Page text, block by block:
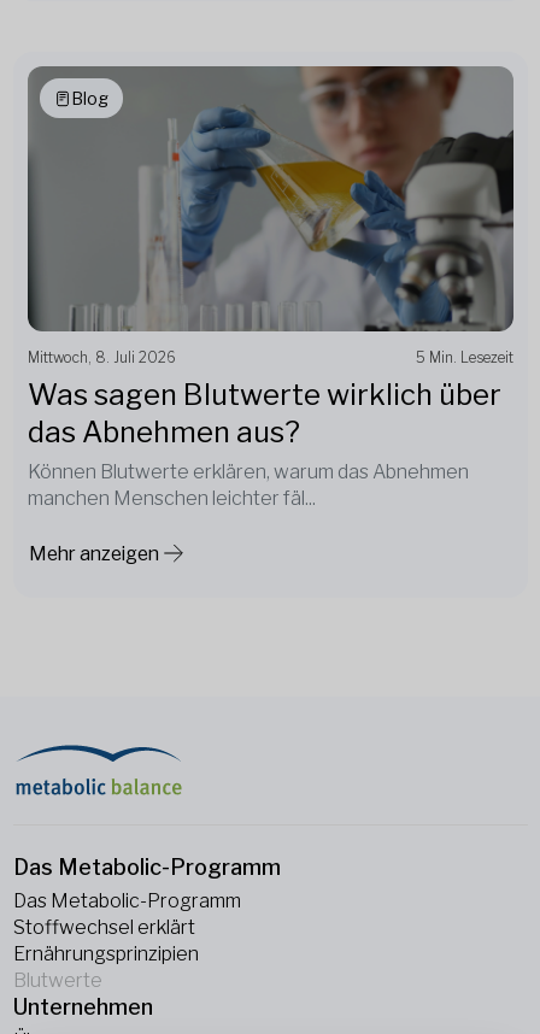
Blog
Mittwoch, 8. Juli 2026 5 Min. Lesezeit
Was sagen Blutwerte wirklich über
das Abnehmen aus?
Können Blutwerte erklären, warum das Abnehmen
manchen Menschen leichter fäl...
Mehr anzeigen
Das Metabolic-Programm
Das Metabolic-Programm
Stoffwechsel erklärt
Ernährungsprinzipien
Blutwerte
Unternehmen